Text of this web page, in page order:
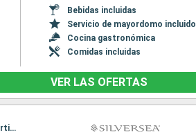
Bebidas incluidas
Servicio de mayordomo incluido
Cocina gastronómica
Comidas incluidas
VER LAS OFERTAS
Itinerario : Puerto Williams, Isla de Goicoechea, Puerto Argentino, île Elephant, Peninsula Antártida, Islas Shetland del Sur, Paso de Drake, Puerto Williams, Isla de Goicoechea, Puerto Argentino, île Elephant, Peninsula Antártida, Islas Shetland del Sur, Paso de Drake, Puerto Williams